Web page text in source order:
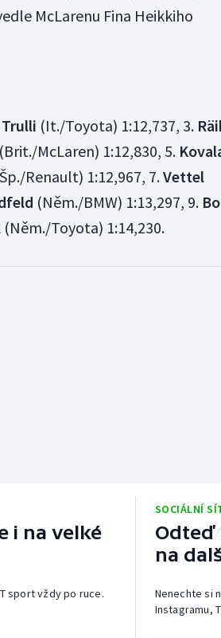
McLarenu Fina Heikkiho
Trulli (It./Toyota) 1:12,737, 3.
(Brit./McLaren) 1:12,830, 5.
Renault) 1:12,967, 7.Vettel
(Něm./BMW) 1:13,297, 9.
(Něm./Toyota) 1:14,230.
i na velké
sport vždy po ruce.
SOCIÁLNÍ
Odteď
na
Nenechte si
Instagramu,